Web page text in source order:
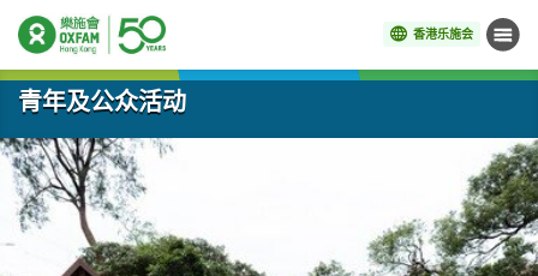
香港乐施会 菜单
开始主要内容
青年及公众活动